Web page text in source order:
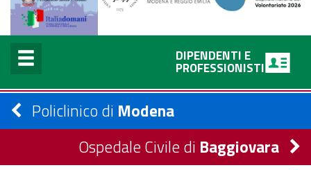
DIPENDENTI E
PROFESSIONISTI
Policlinico di Modena
Ospedale Civile di Baggiovara